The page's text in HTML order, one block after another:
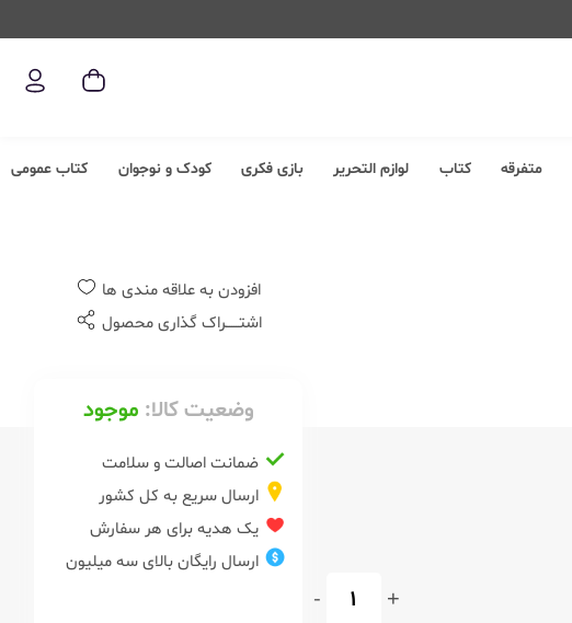
متفرقه کتاب لوازم التحریر بازی فکری کودک و نوجوان کتاب عمومی
+
-
افزودن به علاقه مندی ها
اشتــــــراک گذاری محصول
وضعیت کالا: موجود
ضمانت اصالت و سلامت
ارسال سریع به کل کشور
یک هدیه برای هر سفارش
ارسال رایگان بالای سه میلیون